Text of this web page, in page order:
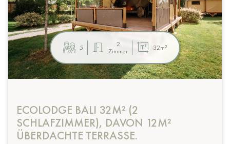
5
2
Zimmer
32m²
ECOLODGE BALI 32M² (2
SCHLAFZIMMER), DAVON 12M²
ÜBERDACHTE TERRASSE.